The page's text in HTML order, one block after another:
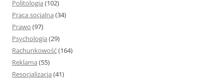
Politologia (102)
Praca socjalna (34)
Prawo (97)
Psychologia (29)
Rachunkowość(164)
Reklama (55)
Resocjalizacja (41)